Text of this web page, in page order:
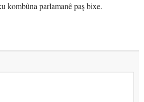
kombûna parlamanê paş bixe.